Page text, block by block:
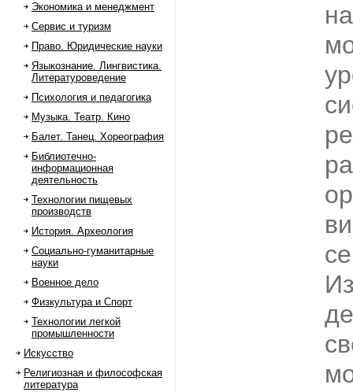
Экономика и менеджмент
Сервис и туризм
Право. Юридические науки
Языкознание. Лингвистика.
Литературоведение
Психология и педагогика
Музыка. Театр. Кино
Балет. Танец. Хореография
Библиотечно-
информационная
деятельность
Технологии пищевых
производств
История. Археология
Социально-гуманитарные
науки
Военное дело
Физкультура и Спорт
Технологии легкой
промышленности
Искусство
Религиозная и философская
литература